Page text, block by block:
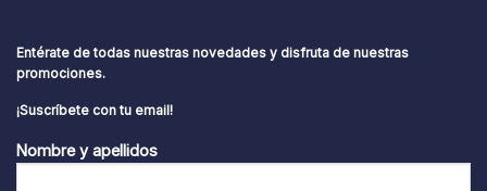
Entérate de todas nuestras novedades y disfruta de nuestras
promociones.
¡Suscríbete con tu email!
Nombre y apellidos